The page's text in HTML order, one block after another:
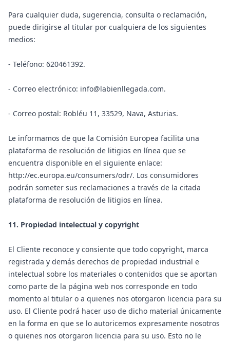
Para cualquier duda, sugerencia, consulta o reclamación,
puede dirigirse al titular por cualquiera de los siguientes
medios:
- Teléfono: 620461392.
- Correo electrónico: info@labienllegada.com.
- Correo postal: Robléu 11, 33529, Nava, Asturias.
Le informamos de que la Comisión Europea facilita una
plataforma de resolución de litigios en línea que se
encuentra disponible en el siguiente enlace:
http://ec.europa.eu/consumers/odr/. Los consumidores
podrán someter sus reclamaciones a través de la citada
plataforma de resolución de litigios en línea.
11. Propiedad intelectual y copyright
El Cliente reconoce y consiente que todo copyright, marca
registrada y demás derechos de propiedad industrial e
intelectual sobre los materiales o contenidos que se aportan
como parte de la página web nos corresponde en todo
momento al titular o a quienes nos otorgaron licencia para su
uso. El Cliente podrá hacer uso de dicho material únicamente
en la forma en que se lo autoricemos expresamente nosotros
o quienes nos otorgaron licencia para su uso. Esto no le